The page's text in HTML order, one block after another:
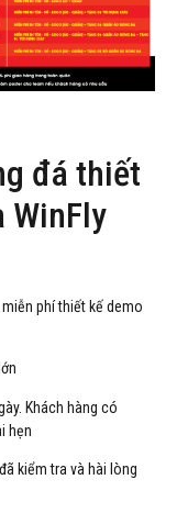
đá thiết
WinFly
phí thiết kế demo
Khách hàng có
hẹn
kiểm tra và hài lòng